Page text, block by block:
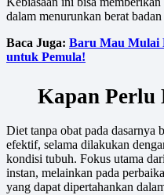
dalam menurunkan berat
Baca Juga: Baru Mau Mulai
untuk Pemula!
Kapan Perlu
Diet tanpa obat pada dasarnya
efektif, selama dilakukan
kondisi tubuh. Fokus utama
instan, melainkan pada
yang dapat dipertahankan